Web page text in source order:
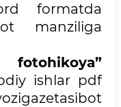
formatda
manziliga
”
ishlar pdf